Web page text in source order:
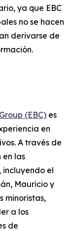
ya que EBC
no se hacen
derivarse de
(EBC) es
en
A través de
en las
incluyendo el
Mauricio y
minoristas,
a los
de